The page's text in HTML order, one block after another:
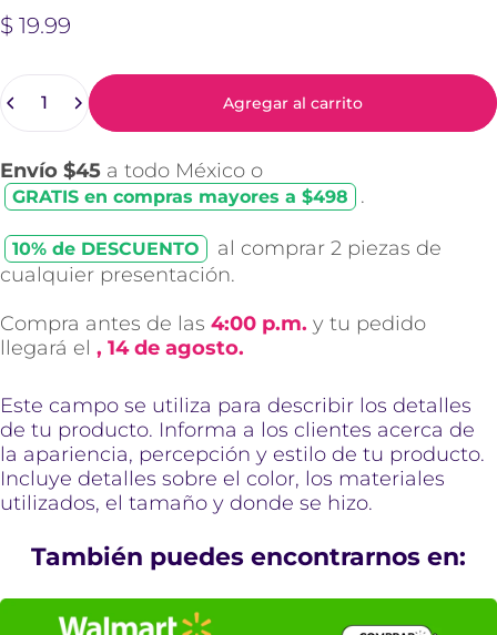
$ 19.99
Cantidad
Agregar al carrito
Envío $45 a todo México o
GRATIS en compras mayores a $498 .
10% de DESCUENTO
al comprar 2 piezas de
cualquier presentación.
Compra antes de las 4:00 p.m. y tu pedido
llegará el , 14 de agosto.
Este campo se utiliza para describir los detalles
de tu producto. Informa a los clientes acerca de
la apariencia, percepción y estilo de tu producto.
Incluye detalles sobre el color, los materiales
utilizados, el tamaño y donde se hizo.
También puedes encontrarnos en: